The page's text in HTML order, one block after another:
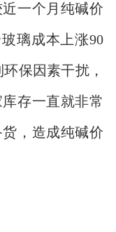
一个月纯碱价
璃成本上涨90
保因素干扰，
存一直就非常
，造成纯碱价